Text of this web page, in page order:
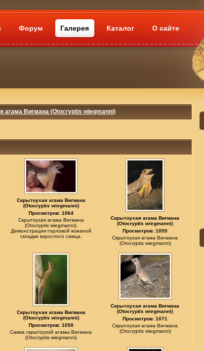
Форум Галерея Каталог О сайте
агама Вигмана (Otocryptis wiegmanni)
Скрытоухая агама Вигмана
(Otocryptis wiegmanni)
Просмотров: 1064
Скрытоухая агама Вигмана
(Otocryptis wiegmanni).
Демонстрация горловой кожаной
складки взрослого самца.
Скрытоухая агама Вигмана
(Otocryptis wiegmanni)
Просмотров: 1055
Скрытоухая агама Вигмана
(Otocryptis wiegmanni)
Скрытоухая агама Вигмана
(Otocryptis wiegmanni)
Просмотров: 1050
Самка скрытоухой агамы Вигмана
(Otocryptis wiegmanni)
Скрытоухая агама Вигмана
(Otocryptis wiegmanni)
Просмотров: 1071
Скрытоухая агама Вигмана
(Otocryptis wiegmanni)